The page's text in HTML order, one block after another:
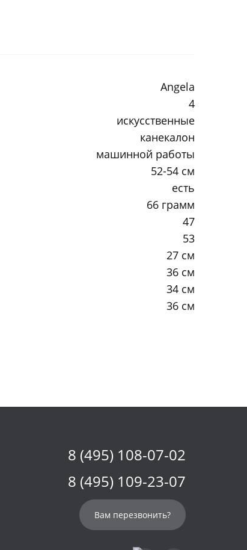
Angela
4
искусственные
канекалон
машинной работы
52-54 см
есть
66 грамм
47
53
27 см
36 см
34 см
36 см
8 (495) 108-07-02
8 (495) 109-23-07
Вам перезвонить?